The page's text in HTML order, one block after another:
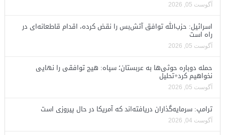
آگوست 05, 2026
اسرائیل: حزب‌الله توافق آتش‌بس را نقض کرده، اقدام قاطعانه‌ای در
راه است
آگوست 05, 2026
حمله دوباره حوثی‌ها به عربستان؛ سپاه: هیچ توافقی را نهایی
نخواهیم کرد+تحلیل
آگوست 05, 2026
ترامپ: سرمایه‌گذاران دریافته‌اند که آمریکا در حال پیروزی است
آگوست 04, 2026